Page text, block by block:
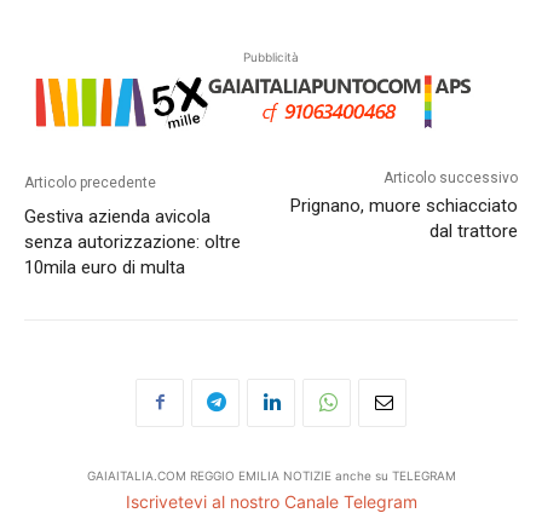
Pubblicità
Articolo precedente
Gestiva azienda avicola
senza autorizzazione: oltre
10mila euro di multa
Articolo successivo
Prignano, muore schiacciato
dal trattore
GAIAITALIA.COM REGGIO EMILIA NOTIZIE anche su TELEGRAM
Iscrivetevi al nostro Canale Telegram